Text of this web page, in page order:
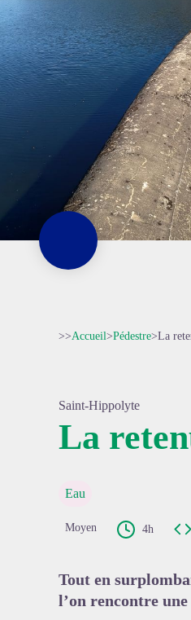
>>Accueil>Pédestre>La
Saint-Hippolyte
La
Eau
Moyen 4h
Tout en
l’on rencontre